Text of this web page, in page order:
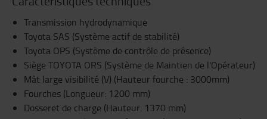
Transmission hydrodynamique
Toyota SAS (Système actif de stabilité)
Toyota OPS (Système de contrôle de présence)
Siège TOYOTA ORS (Système de Maintien de l'Opérateur)
Mât large visibilité (V) (Hauteur fourche : 3000mm)
Fourches (Longueur: 1200 mm)
Dosseret de charge (Hauteur: 1370 mm)